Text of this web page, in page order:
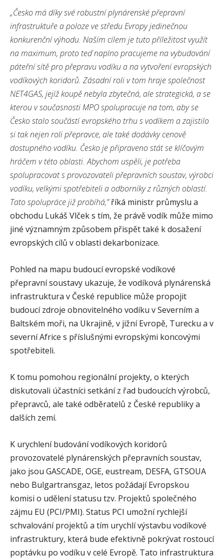
„Česko má díky své robustní plynárenské přepravní
infrastruktuře a poloze ve středu Evropy jedinečnou
konkurenční výhodu. Naším cílem je tuto příležitost využít
na maximum, proto teď naplno pracujeme na vybudování
páteřní sítě pro přepravu vodíku a na vytvoření evropských
vodíkových koridorů. Zásadní roli v tom hraje společnost
NET4GAS, jejíž koupě nebyla zbytečná, ale strategická, a se
kterou v současnosti MPO spolupracuje na tom, aby se
Česko stalo součástí evropského trhu s vodíkem a zajistilo
si tak nejen roli přepravce, ale také dodávky cenově
dostupného vodíku. Česko je připraveno stát se klíčovým
hráčem v této oblasti. Abychom uspěli, je potřeba
spolupracovat s provozovateli přepravních soustav, výrobci
vodíku, velkými spotřebiteli a odborníky z různých oblastí.
Tato spolupráce již probíhá,” říká ministr průmyslu a
obchodu Lukáš Vlček s tím, že právě vodík může mimo
jiné významným způsobem přispět také k dosažení
evropských cílů v oblasti dekarbonizace.
Pohled na mapu budoucí evropské vodíkové
přepravní soustavy ukazuje, že vodíková plynárenská
infrastruktura v České republice může propojit
budoucí zdroje obnovitelného vodíku v Severním a
Baltském moři, na Ukrajině, v jižní Evropě, Turecku a v
severní Africe s příslušnými evropskými koncovými
spotřebiteli.
K tomu pomohou regionální projekty, o kterých
diskutovali účastníci setkání z řad budoucích výrobců,
přepravců, ale také odběratelů z České republiky a
dalších zemí.
K urychlení budování vodíkových koridorů
provozovatelé plynárenských přepravních soustav,
jako jsou GASCADE, OGE, eustream, DESFA, GTSOUA
nebo Bulgartransgaz, letos požádají Evropskou
komisi o udělení statusu tzv. Projektů společného
zájmu EU (PCI/PMI). Status PCI umožní rychlejší
schvalování projektů a tím urychlí výstavbu vodíkové
infrastruktury, která bude efektivně pokrývat rostoucí
poptávku po vodíku v celé Evropě. Tato infrastruktura